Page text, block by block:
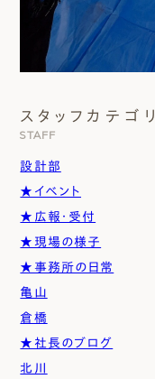
スタッフカテゴリ
STAFF
設計部
★イベント
★広報・受付
★現場の様子
★事務所の日常
亀山
倉橋
★社長のブログ
北川